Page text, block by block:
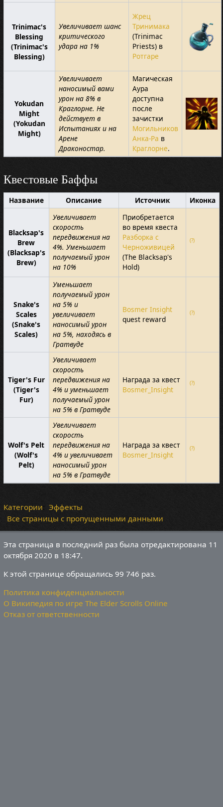
Trinimac's
Blessing
(Trinimac's
Blessing)
Увеличивает шанс
критического
удара на 1%
Жрец
Тринимака
(Trinimac
Priests) в
Ротгаре
Yokudan
Might
(Yokudan
Might)
Увеличивает
наносимый вами
урон на 8% в
Краглорне. Не
действует в
Испытаниях и на
Арене
Драконостар.
Магическая
Аура
доступна
после
зачистки
Могильников
Анка-Ра в
Краглорне.
Квестовые Баффы
Название Описание Источник Иконка
Blacksap's
Brew
(Blacksap's
Brew)
Увеличивает
скорость
передвижения на
4%. Уменьшает
получаемый урон
на 10%
Приобретается
во время квеста
Разборка с
Черноживицей
(The Blacksap's
Hold)
(?)
Snake's
Scales
(Snake's
Scales)
Уменьшает
получаемый урон
на 5% и
увеличивает
наносимый урон
на 5%, находясь в
Гратвуде
Bosmer Insight
quest reward
(?)
Tiger's Fur
(Tiger's
Fur)
Увеличивает
скорость
передвижения на
4% и уменьшает
получаемый урон
на 5% в Гратвуде
Награда за квест
Bosmer_Insight
(?)
Wolf's Pelt
(Wolf's
Pelt)
Увеличивает
скорость
передвижения на
4% и увеличивает
наносимый урон
на 5% в Гратвуде
Награда за квест
Bosmer_Insight
(?)
Категории: Эффекты
Все страницы с пропущенными данными
Эта страница в последний раз была отредактирована 11
октября 2020 в 18:47.
К этой странице обращались 99 746 раз.
Политика конфиденциальности
О Википедия по игре The Elder Scrolls Online
Отказ от ответственности